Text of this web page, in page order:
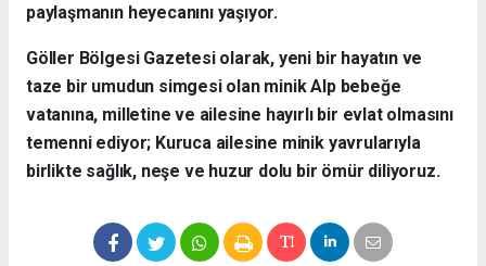
paylaşmanın heyecanını yaşıyor.
​Göller Bölgesi Gazetesi olarak, yeni bir hayatın ve
taze bir umudun simgesi olan minik Alp bebeğe
vatanına, milletine ve ailesine hayırlı bir evlat olmasını
temenni ediyor; Kuruca ailesine minik yavrularıyla
birlikte sağlık, neşe ve huzur dolu bir ömür diliyoruz.